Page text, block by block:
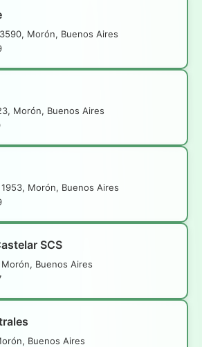
Morón, Buenos Aires
Morón, Buenos Aires
Morón, Buenos Aires
SCS
Morón, Buenos Aires
Buenos Aires